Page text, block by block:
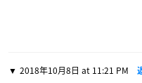
2018年10月8日 at 11:21 PM